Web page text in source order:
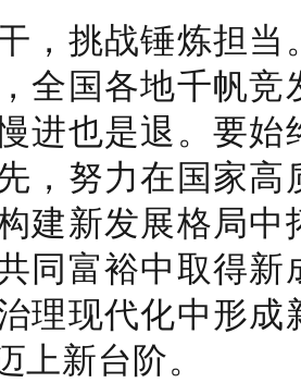
，挑战锤炼担
全国各地千帆
进也是退。要
，努力在国家
建新发展格局
同富裕中取得
理现代化中形
上新台阶。